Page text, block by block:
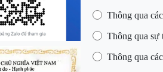
Thông qua
Thông qua sự
Thông qua